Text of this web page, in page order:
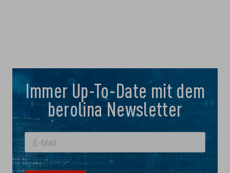
Immer Up-To-Date mit dem
berolina Newsletter